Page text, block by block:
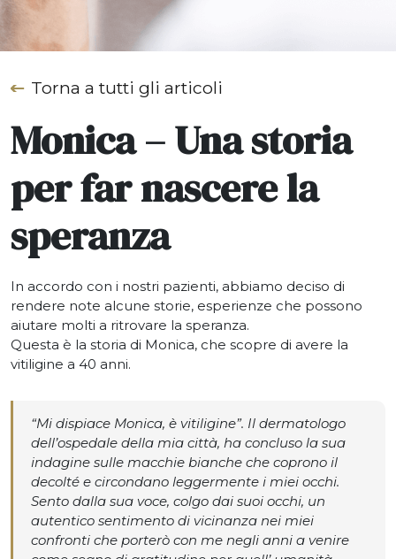
Torna a tutti gli articoli
Monica – Una storia
per far nascere la
speranza
In accordo con i nostri pazienti, abbiamo deciso di
rendere note alcune storie, esperienze che possono
aiutare molti a ritrovare la speranza.
Questa è la storia di Monica, che scopre di avere la
vitiligine a 40 anni.
“Mi dispiace Monica, è vitiligine”. Il dermatologo
dell’ospedale della mia città, ha concluso la sua
indagine sulle macchie bianche che coprono il
decolté e circondano leggermente i miei occhi.
Sento dalla sua voce, colgo dai suoi occhi, un
autentico sentimento di vicinanza nei miei
confronti che porterò con me negli anni a venire